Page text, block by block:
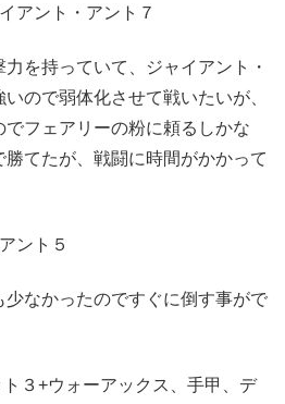
アント・アント７
を持っていて、ジャイアント・
ので弱体化させて戦いたいが、
でフェアリーの粉に頼るしかな
てたが、戦闘に時間がかかって
ント５
なかったのですぐに倒す事がで
３+ウォーアックス、手甲、デ